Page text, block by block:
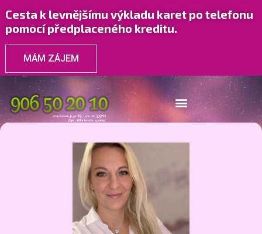
Cesta k levnějšímu výkladu karet po telefonu
pomocí předplaceného kreditu.
MÁM ZÁJEM